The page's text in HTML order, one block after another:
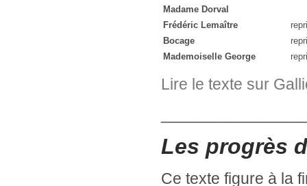
Madame Dorval
Frédéric Lemaître
Bocage
Mademoiselle George
Lire le texte sur
Les progrès
Ce texte figure à la